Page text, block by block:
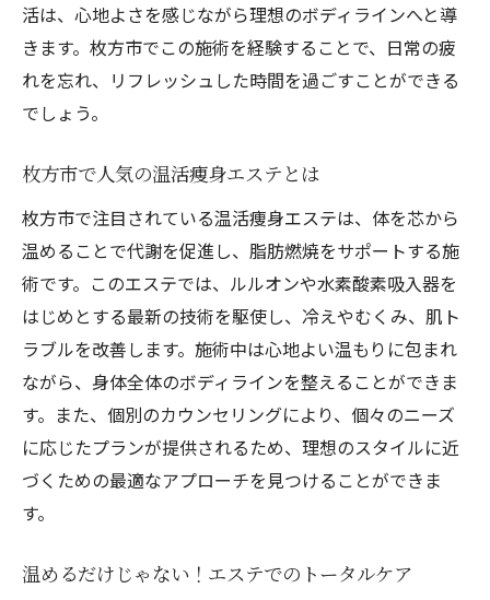
活は、心地よさを感じながら理想のボディラインへと導
きます。枚方市でこの施術を経験することで、日常の疲
れを忘れ、リフレッシュした時間を過ごすことができる
でしょう。
枚方市で人気の温活痩身エステとは
枚方市で注目されている温活痩身エステは、体を芯から
温めることで代謝を促進し、脂肪燃焼をサポートする施
術です。このエステでは、ルルオンや水素酸素吸入器を
はじめとする最新の技術を駆使し、冷えやむくみ、肌ト
ラブルを改善します。施術中は心地よい温もりに包まれ
ながら、身体全体のボディラインを整えることができま
す。また、個別のカウンセリングにより、個々のニーズ
に応じたプランが提供されるため、理想のスタイルに近
づくための最適なアプローチを見つけることができま
す。
温めるだけじゃない！エステでのトータルケア